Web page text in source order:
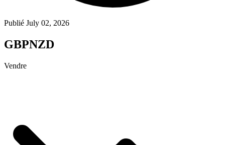
Publié July 02, 2026
GBPNZD
Vendre